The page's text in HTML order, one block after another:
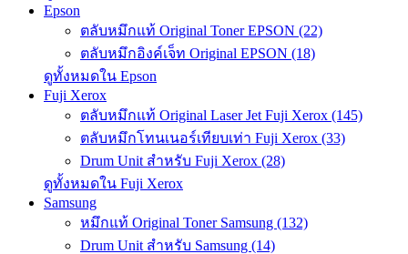
Epson
ตลับหมึกแท้ Original Toner EPSON (22)
ตลับหมึกอิงค์เจ็ท Original EPSON (18)
ดูทั้งหมดใน Epson
Fuji Xerox
ตลับหมึกแท้ Original Laser Jet Fuji Xerox (145)
ตลับหมึกโทนเนอร์เทียบเท่า Fuji Xerox (33)
Drum Unit สำหรับ Fuji Xerox (28)
ดูทั้งหมดใน Fuji Xerox
Samsung
หมึกแท้ Original Toner Samsung (132)
Drum Unit สำหรับ Samsung (14)